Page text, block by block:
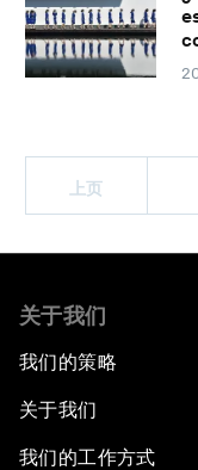
上页
关于我们
我们的策略
关于我们
我们的工作方式